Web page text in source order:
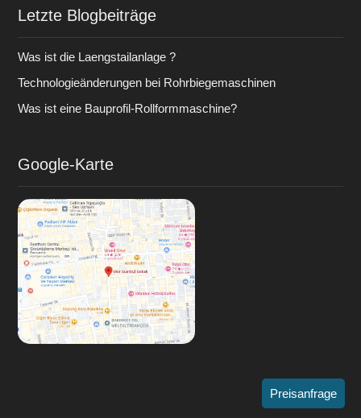
Preisanfrage
Letzte Blogbeiträge
Was ist die Laengstailanlage ?
Technologieänderungen bei Rohrbiegemaschinen
Was ist eine Bauprofil-Rollformmaschine?
Google-Karte